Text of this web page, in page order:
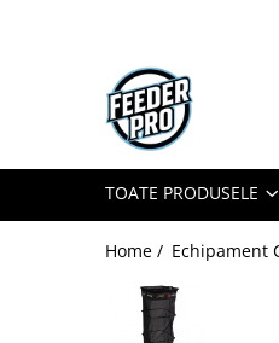
Toate Produsele
Accesorii Diverse
Mincioguri si Juvelnice
Scaune si Accesorii
Bagajerie Pescuit
Accesorii Nadire
TOATE PRODUSELE
Home / Echipament